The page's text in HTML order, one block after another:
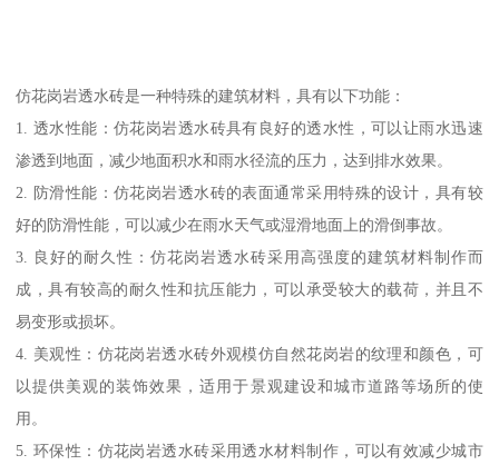
仿花岗岩透水砖是一种特殊的建筑材料，具有以下功能：
1. 透水性能：仿花岗岩透水砖具有良好的透水性，可以让雨水迅速
渗透到地面，减少地面积水和雨水径流的压力，达到排水效果。
2. 防滑性能：仿花岗岩透水砖的表面通常采用特殊的设计，具有较
好的防滑性能，可以减少在雨水天气或湿滑地面上的滑倒事故。
3. 良好的耐久性：仿花岗岩透水砖采用高强度的建筑材料制作而
成，具有较高的耐久性和抗压能力，可以承受较大的载荷，并且不
易变形或损坏。
4. 美观性：仿花岗岩透水砖外观模仿自然花岗岩的纹理和颜色，可
以提供美观的装饰效果，适用于景观建设和城市道路等场所的使
用。
5. 环保性：仿花岗岩透水砖采用透水材料制作，可以有效减少城市